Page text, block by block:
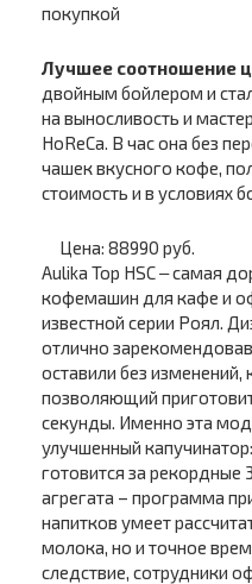
покупкой
Лучшее соотношение
двойным бойлером и
на выносливость и
HoReCa. В час она без
чашек вкусного кофе,
стоимость и в условиях
Цена: 88990 руб.
Aulika Top HSC ‒ самая
кофемашин для кафе и
известной серии Роял.
отлично
оставили без изменений,
позволяющий
секунды. Именно эта
улучшенный
готовится за рекордные
агрегата – программа
напитков умеет
молока, но и точное
следствие, сотрудники